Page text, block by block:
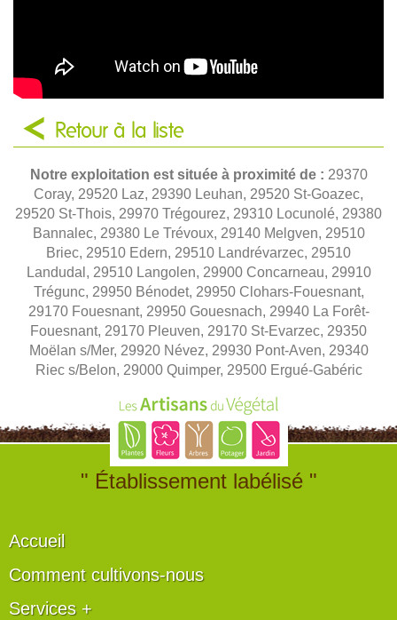
Retour à la liste
Notre exploitation est située à proximité de : 29370
Coray, 29520 Laz, 29390 Leuhan, 29520 St-Goazec,
29520 St-Thois, 29970 Trégourez, 29310 Locunolé, 29380
Bannalec, 29380 Le Trévoux, 29140 Melgven, 29510
Briec, 29510 Edern, 29510 Landrévarzec, 29510
Landudal, 29510 Langolen, 29900 Concarneau, 29910
Trégunc, 29950 Bénodet, 29950 Clohars-Fouesnant,
29170 Fouesnant, 29950 Gouesnach, 29940 La Forêt-
Fouesnant, 29170 Pleuven, 29170 St-Evarzec, 29350
Moëlan s/Mer, 29920 Névez, 29930 Pont-Aven, 29340
Riec s/Belon, 29000 Quimper, 29500 Ergué-Gabéric
" Établissement labélisé "
Accueil
Comment cultivons-nous
Services +